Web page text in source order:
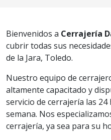
Bienvenidos a Cerrajería
cubrir todas sus
de la Jara, Toledo.
Nuestro equipo de
altamente capacitado y
servicio de cerrajería las 24
semana. Nos
cerrajería, ya sea para su